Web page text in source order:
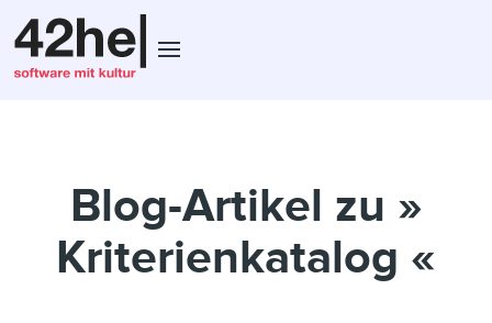
Blog-Artikel zu »
Kriterienkatalog «